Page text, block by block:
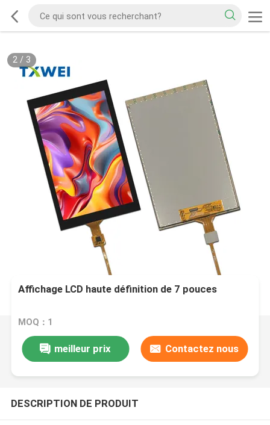
2/ 3
Affichage LCD haute définition de 7 pouces
MOQ：1
meilleur prix Contactez nous
DESCRIPTION DE PRODUIT